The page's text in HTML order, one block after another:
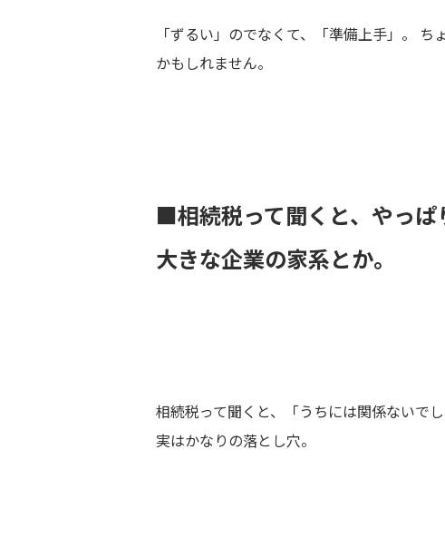
「ずるい」のでなくて、「準備上手」。
かもしれません。
■相続税って聞くと、やっ
大きな企業の家系とか。
相続税って聞くと、「うちには関係ないで
実はかなりの落とし穴。